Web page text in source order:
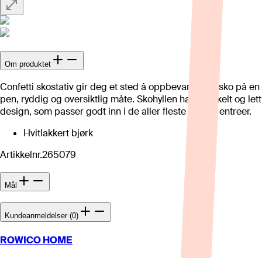
Om produktet
Confetti skostativ gir deg et sted å oppbevare dine sko på en
pen, ryddig og oversiktlig måte. Skohyllen har et enkelt og lett
design, som passer godt inn i de aller fleste norske entreer.
Hvitlakkert bjørk
Artikkelnr.265079
Mål
Kundeanmeldelser (0)
ROWICO HOME